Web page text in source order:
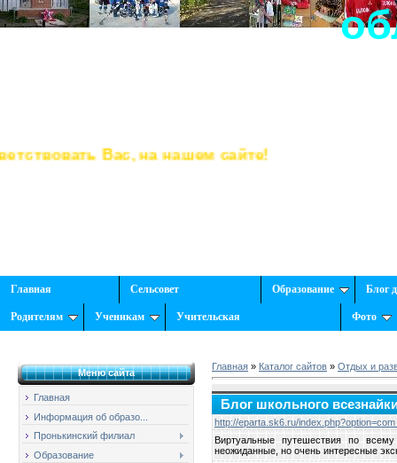
Вас, на нашем сайте!
Главная Сельсовет Образование Блог
Родителям Ученикам Учительская Фото
Меню сайта
Главная
Информация об образо...
Пронькинский филиал
Образование
Главная » Каталог сайтов » Отдых и
Блог школьного
http://eparta.sk6.ru/
Виртуальные путешествия по
неожиданные, но очень интересные